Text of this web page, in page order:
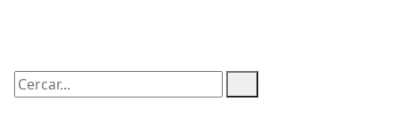
Cercar: